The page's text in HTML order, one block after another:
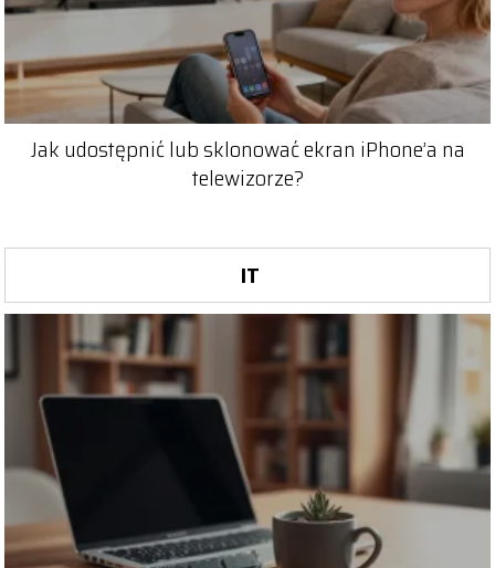
Jak udostępnić lub sklonować ekran iPhone’a na
telewizorze?
IT